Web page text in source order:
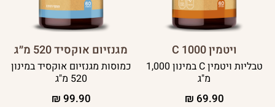
ויטמין 1000 C
טבליות ויטמין C במינון 1,000
מ"ג
69.90
₪
מגנזיום אוקסיד 520 מ״ג
כמוסות מגנזיום אוקסיד במינון
520 מ"ג
99.90
₪